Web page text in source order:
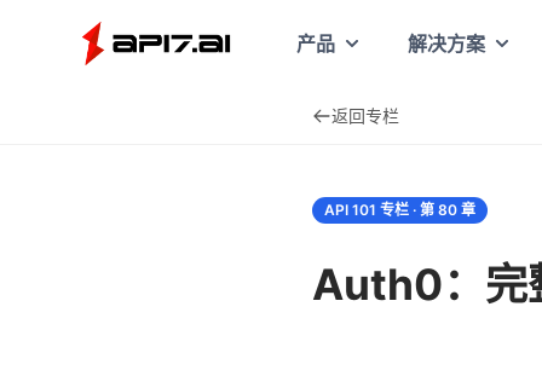
API7
产品 解决方案
返回专栏
API 101 专栏 · 第 80 章
Auth0：完